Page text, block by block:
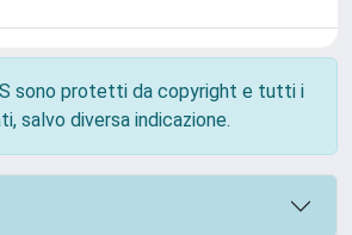
sono protetti da copyright e tutti i
salvo diversa indicazione.